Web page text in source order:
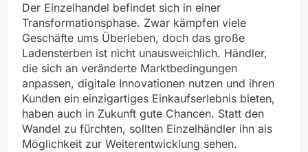
Der Einzelhandel befindet sich in einer
Transformationsphase. Zwar kämpfen viele
Geschäfte ums Überleben, doch das große
Ladensterben ist nicht unausweichlich. Händler,
die sich an veränderte Marktbedingungen
anpassen, digitale Innovationen nutzen und ihren
Kunden ein einzigartiges Einkaufserlebnis bieten,
haben auch in Zukunft gute Chancen. Statt den
Wandel zu fürchten, sollten Einzelhändler ihn als
Möglichkeit zur Weiterentwicklung sehen.